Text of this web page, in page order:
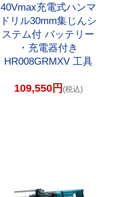
40Vmax充電式ハンマ
ドリル30mm集じんシ
ステム付 バッテリー
・充電器付き
HR008GRMXV 工具
109,550円 (税込)